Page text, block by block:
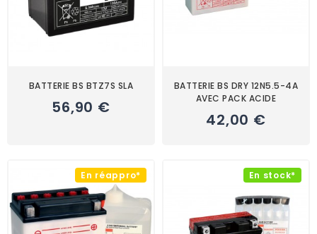
BATTERIE BS BTZ7S SLA
56,90 €
BATTERIE BS DRY 12N5.5-4A
AVEC PACK ACIDE
42,00 €
En réappro* En stock*